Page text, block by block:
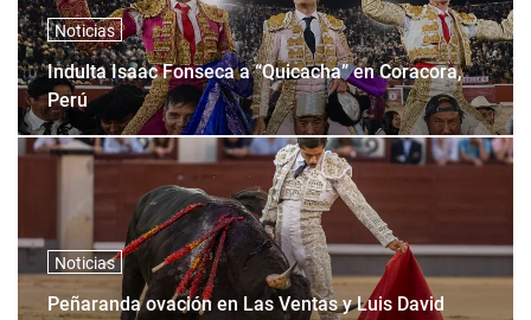
Noticias
Indulta Isaac Fonseca a “Quicacha” en Coracora,
Perú
Noticias
Peñaranda ovación en Las Ventas y Luis David